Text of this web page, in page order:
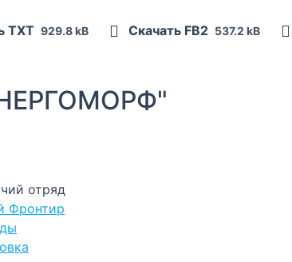
TXT 929.8 kB Скачать FB2 537.2 kB
отряд
Фронтир